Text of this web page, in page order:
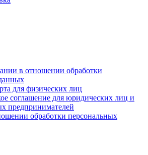
в отношении обработки
для физических лиц
соглашение для юридических лиц и
предпринимателей
обработки персональных